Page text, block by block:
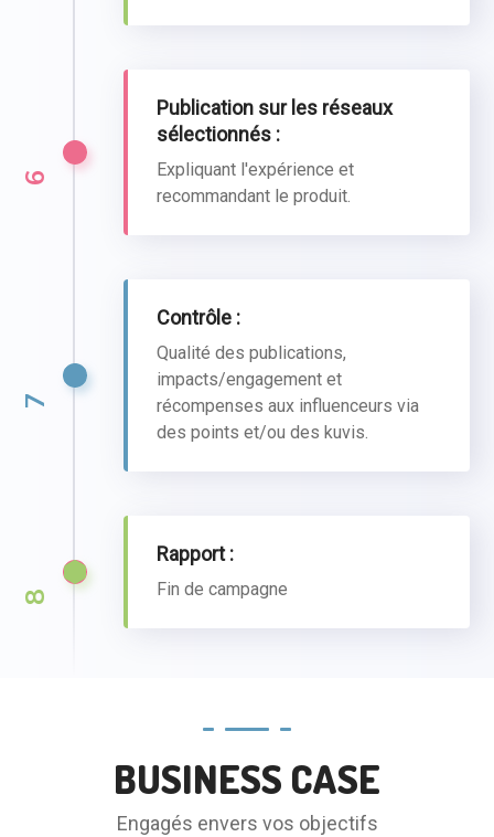
6
Publication sur les réseaux
sélectionnés :
Expliquant l'expérience et
recommandant le produit.
7
Contrôle :
Qualité des publications,
impacts/engagement et
récompenses aux influenceurs via
des points et/ou des kuvis.
8
Rapport :
Fin de campagne
BUSINESS CASE
Engagés envers vos objectifs